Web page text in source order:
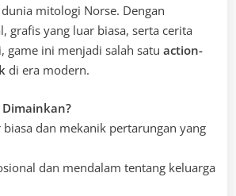
mitologi Norse. Dengan
grafis yang luar biasa, serta cerita
game ini menjadi salah satu action-
di era modern.
biasa dan mekanik pertarungan yang
dan mendalam tentang keluarga